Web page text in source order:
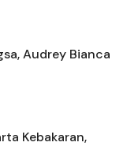
Audrey Bianca
Kebakaran,